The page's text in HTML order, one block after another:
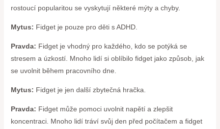
rostoucí popularitou se vyskytují některé mýty a chyby.
Mytus: Fidget je pouze pro děti s ADHD.
Pravda: Fidget je vhodný pro každého, kdo se potýká se
stresem a úzkostí. Mnoho lidí si oblíbilo fidget jako způsob, jak
se uvolnit během pracovního dne.
Mytus: Fidget je jen další zbytečná hračka.
Pravda: Fidget může pomoci uvolnit napětí a zlepšit
koncentraci. Mnoho lidí tráví svůj den před počítačem a fidget